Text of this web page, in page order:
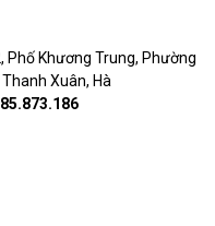
Phố Khương Trung, Phường
Xuân, Hà